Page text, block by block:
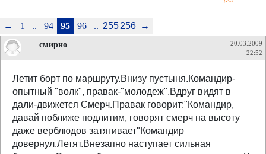
← 1 .. 94 95 96 .. 255256 →
смирно
20.03.2009
22:52
Летит борт по маршруту.Внизу пустыня.Командир-
опытный "волк", правак-"молодеж".Вдруг видят в
дали-движется Смерч.Правак говорит:"Командир,
давай поближе подлитим, говорят смерч на высоту
даже верблюдов затягивает"Командир
довернул.Летят.Внезапно наступает сильная